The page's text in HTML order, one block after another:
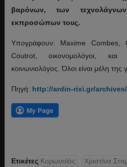
βαρόνων, των
εκπροσώπων τους.
Υπογράφουν: Maxime Combes,
Coutrot, οικονομολόγοι,
κοινωνιολόγος. Όλοι είναι μέλη της
Πηγή: http://ardin-rixi.gr/archives/
Ετικέτες Κορωνοϊός Χριστίνα